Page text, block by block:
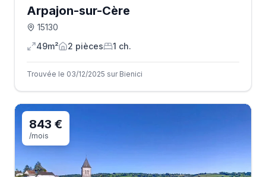
Arpajon-sur-Cère
15130
49m²
2 pièces 1 ch.
Trouvée le 03/12/2025 sur Bienici
843 €
/mois